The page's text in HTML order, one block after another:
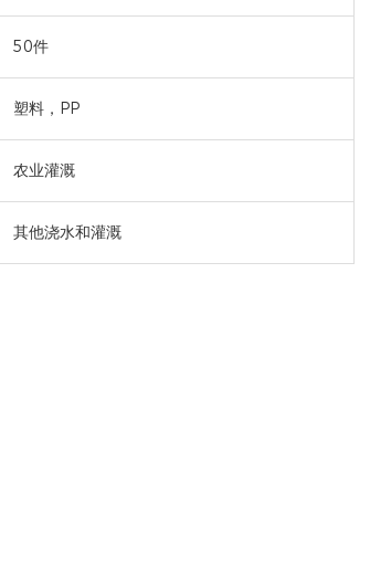
50件
塑料，PP
农业灌溉
其他浇水和灌溉